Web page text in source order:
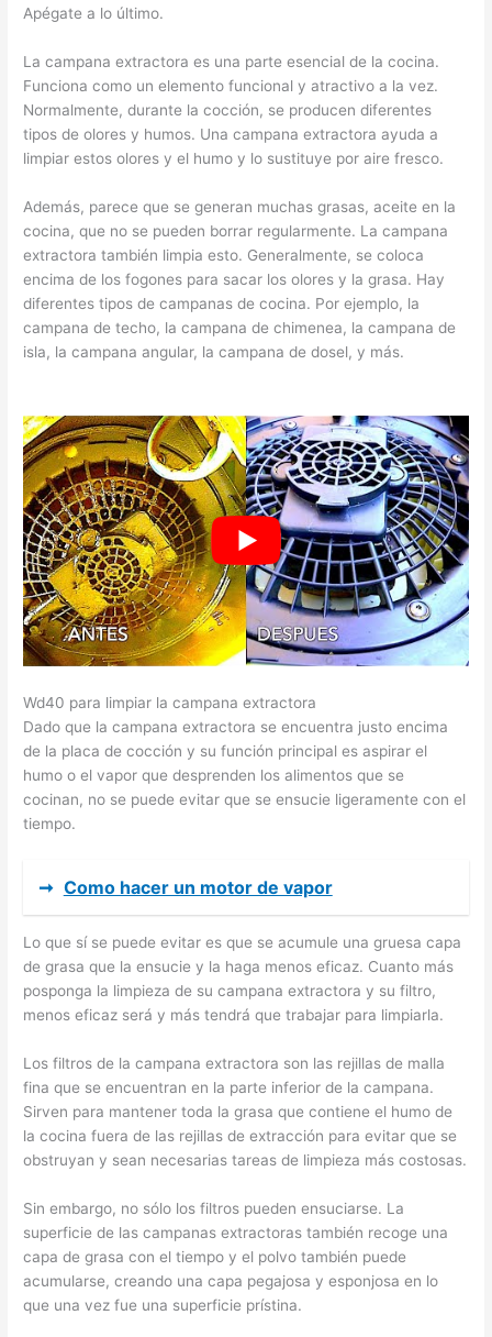
Apégate a lo último.
La campana extractora es una parte esencial de la cocina.
Funciona como un elemento funcional y atractivo a la vez.
Normalmente, durante la cocción, se producen diferentes
tipos de olores y humos. Una campana extractora ayuda a
limpiar estos olores y el humo y lo sustituye por aire fresco.
Además, parece que se generan muchas grasas, aceite en la
cocina, que no se pueden borrar regularmente. La campana
extractora también limpia esto. Generalmente, se coloca
encima de los fogones para sacar los olores y la grasa. Hay
diferentes tipos de campanas de cocina. Por ejemplo, la
campana de techo, la campana de chimenea, la campana de
isla, la campana angular, la campana de dosel, y más.
Wd40 para limpiar la campana extractora
Dado que la campana extractora se encuentra justo encima
de la placa de cocción y su función principal es aspirar el
humo o el vapor que desprenden los alimentos que se
cocinan, no se puede evitar que se ensucie ligeramente con el
tiempo.
➞ Como hacer un motor de vapor
Lo que sí se puede evitar es que se acumule una gruesa capa
de grasa que la ensucie y la haga menos eficaz. Cuanto más
posponga la limpieza de su campana extractora y su filtro,
menos eficaz será y más tendrá que trabajar para limpiarla.
Los filtros de la campana extractora son las rejillas de malla
fina que se encuentran en la parte inferior de la campana.
Sirven para mantener toda la grasa que contiene el humo de
la cocina fuera de las rejillas de extracción para evitar que se
obstruyan y sean necesarias tareas de limpieza más costosas.
Sin embargo, no sólo los filtros pueden ensuciarse. La
superficie de las campanas extractoras también recoge una
capa de grasa con el tiempo y el polvo también puede
acumularse, creando una capa pegajosa y esponjosa en lo
que una vez fue una superficie prístina.